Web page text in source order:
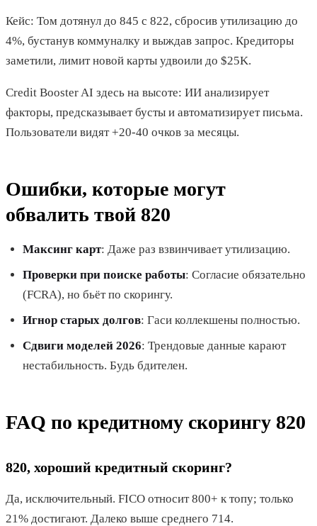
Кейс: Том дотянул до 845 с 822, сбросив утилизацию до
4%, бустанув коммуналку и выждав запрос. Кредиторы
заметили, лимит новой карты удвоили до $25K.
Credit Booster AI здесь на высоте: ИИ анализирует
факторы, предсказывает бусты и автоматизирует письма.
Пользователи видят +20-40 очков за месяцы.
Ошибки, которые могут
обвалить твой 820
Максинг карт: Даже раз взвинчивает утилизацию.
Проверки при поиске работы: Согласие обязательно
(FCRA), но бьёт по скорингу.
Игнор старых долгов: Гаси коллекшены полностью.
Сдвиги моделей 2026: Трендовые данные карают
нестабильность. Будь бдителен.
FAQ по кредитному скорингу 820
820, хороший кредитный скоринг?
Да, исключительный. FICO относит 800+ к топу; только
21% достигают. Далеко выше среднего 714.